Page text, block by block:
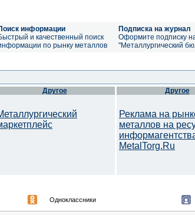
информации
и качественный поиск
по рынку металлов
Подписка на журнал
Оформите подписку
"Металлургический
Другое Другое
Реклама на
металлов на
MetalTorg.Ru
Одноклассники